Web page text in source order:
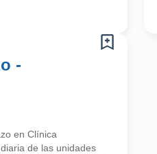
-
en Clínica
de las unidades